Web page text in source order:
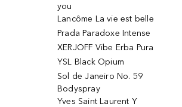
you
Lancôme La vie est belle
Prada Paradoxe Intense
XERJOFF Vibe Erba Pura
YSL Black Opium
Sol de Janeiro No. 59
Bodyspray
Yves Saint Laurent Y